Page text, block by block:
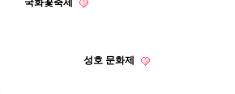
국화꽃축제
성호 문화제